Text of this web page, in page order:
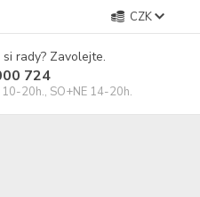
CZK
rady? Zavolejte.
724
10-20h., SO+NE 14-20h.